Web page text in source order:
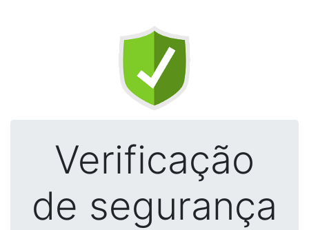
Verificação
de segurança